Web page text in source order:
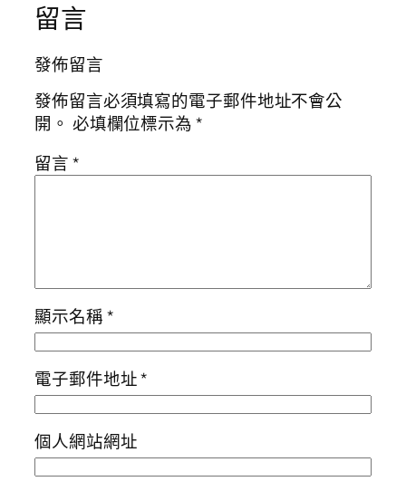
留言
發佈留言
發佈留言必須填寫的電子郵件地址不會公
開。 必填欄位標示為*
留言*
顯示名稱*
電子郵件地址*
個人網站網址